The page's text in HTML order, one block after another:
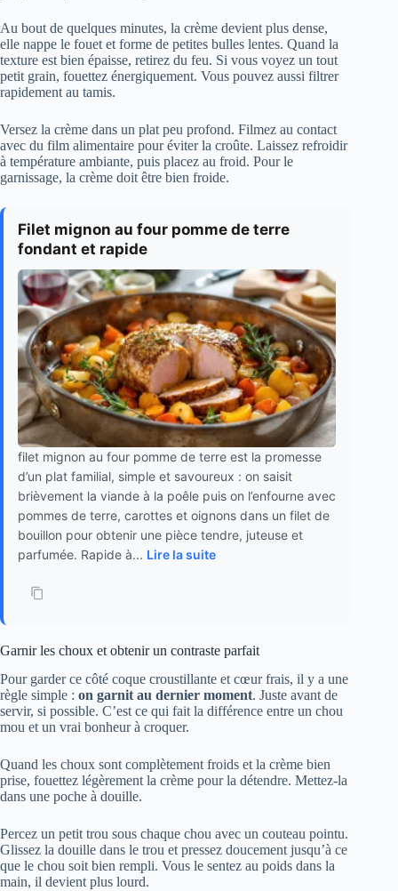
Au bout de quelques minutes, la crème devient plus dense,
elle nappe le fouet et forme de petites bulles lentes. Quand la
texture est bien épaisse, retirez du feu. Si vous voyez un tout
petit grain, fouettez énergiquement. Vous pouvez aussi filtrer
rapidement au tamis.
Versez la crème dans un plat peu profond. Filmez au contact
avec du film alimentaire pour éviter la croûte. Laissez refroidir
à température ambiante, puis placez au froid. Pour le
garnissage, la crème doit être bien froide.
Filet mignon au four pomme de terre
fondant et rapide
filet mignon au four pomme de terre est la promesse
d’un plat familial, simple et savoureux : on saisit
brièvement la viande à la poêle puis on l’enfourne avec
pommes de terre, carottes et oignons dans un filet de
bouillon pour obtenir une pièce tendre, juteuse et
parfumée. Rapide à... Lire la suite
Garnir les choux et obtenir un contraste parfait
Pour garder ce côté coque croustillante et cœur frais, il y a une
règle simple : on garnit au dernier moment. Juste avant de
servir, si possible. C’est ce qui fait la différence entre un chou
mou et un vrai bonheur à croquer.
Quand les choux sont complètement froids et la crème bien
prise, fouettez légèrement la crème pour la détendre. Mettez-la
dans une poche à douille.
Percez un petit trou sous chaque chou avec un couteau pointu.
Glissez la douille dans le trou et pressez doucement jusqu’à ce
que le chou soit bien rempli. Vous le sentez au poids dans la
main, il devient plus lourd.